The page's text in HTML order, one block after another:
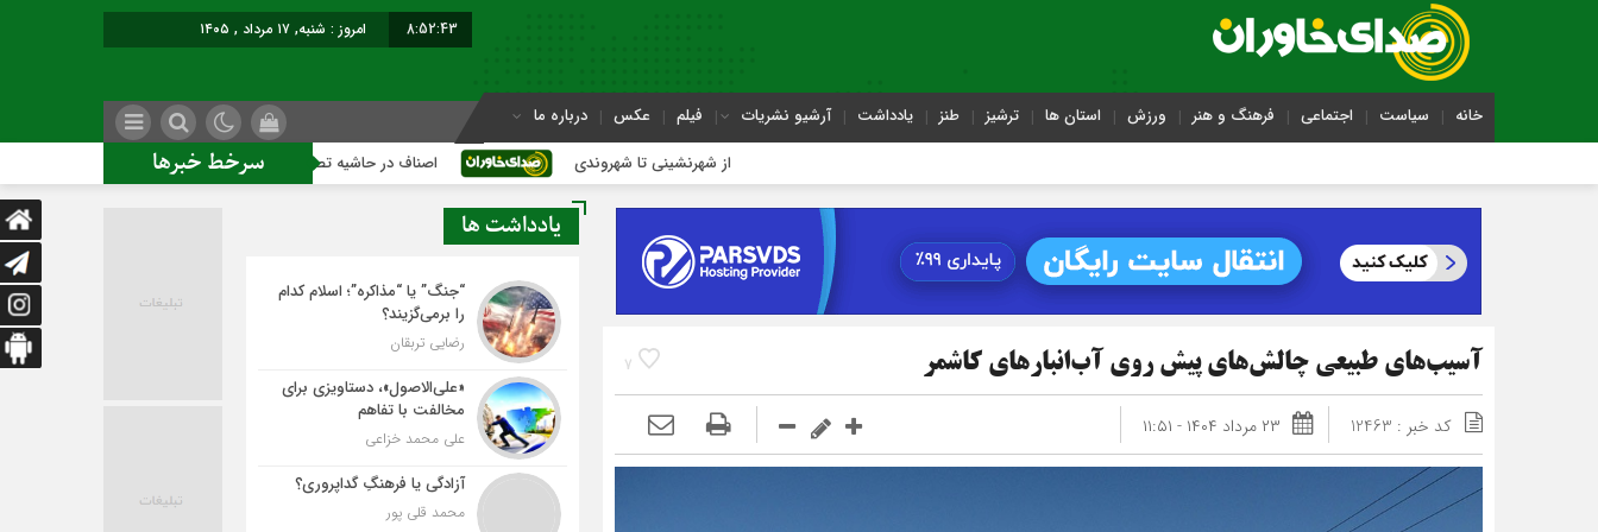
8:52:43 امروز : شنبه, ۱۷ مرداد , ۱۴۰۵
خانه سیاست اجتماعی فرهنگ و هنر ورزش استان ها ترشیز طنز یادداشت آرشیو نشریات فیلم عکس درباره ما
سرخط خبرها از شهرنشینی تا شهروندی اصناف در حاشیه تصمیم‌سازی؛ شهر بدون بازار به کجا می‌رسد؟
7 آسیب‌های طبیعی چالش‌های پیش روی آب‌انبارهای کاشمر
کد خبر : 12463 ۲۳ مرداد ۱۴۰۴ - ۱۱:۵۱
یادداشت ها
“جنگ” یا “مذاکره”؛ اسلام کدام
را برمی‌گزیند؟
رضایی تربقان
«علی‌الاصول»، دستاویزی برای
مخالفت با تفاهم
علی محمد خزاعی
آزادگی یا فرهنگِ گداپروری؟
محمد قلی پور